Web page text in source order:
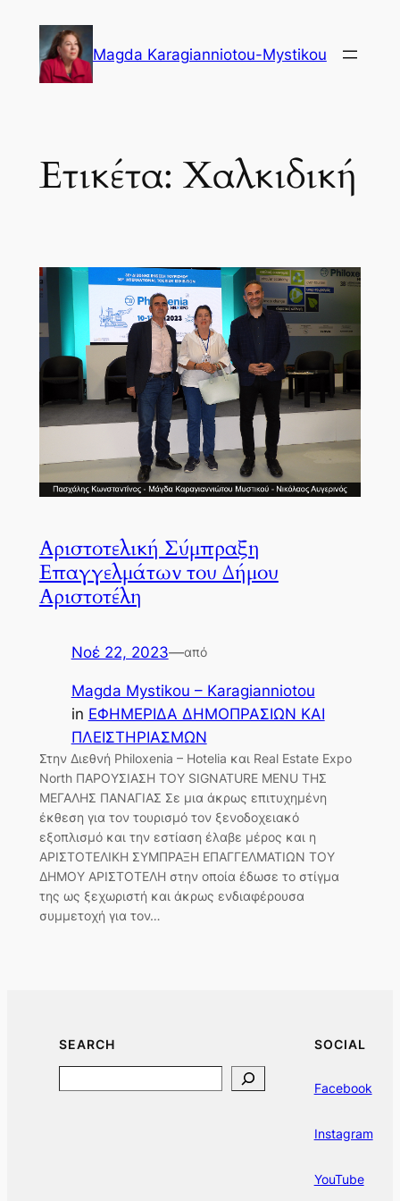
περιεχόμενο
Magda Karagianniotou-Mystikou
Ετικέτα: Χαλκιδική
Αριστοτελική Σύμπραξη
Επαγγελμάτων του Δήμου
Αριστοτέλη
Νοέ 22, 2023—από
Magda Mystikou – Karagianniotou
in ΕΦΗΜΕΡΙΔΑ ΔΗΜΟΠΡΑΣΙΩΝ ΚΑΙ
ΠΛΕΙΣΤΗΡΙΑΣΜΩΝ
Στην Διεθνή Philoxenia – Hotelia και Real Estate Expo
North ΠΑΡΟΥΣΙΑΣΗ ΤΟΥ SIGNATURE MENU ΤΗΣ
ΜΕΓΑΛΗΣ ΠΑΝΑΓΙΑΣ Σε μια άκρως επιτυχημένη
έκθεση για τον τουρισμό τον ξενοδοχειακό
εξοπλισμό και την εστίαση έλαβε μέρος και η
ΑΡΙΣΤΟΤΕΛΙΚΗ ΣΥΜΠΡΑΞΗ ΕΠΑΓΓΕΛΜΑΤΙΩΝ ΤΟΥ
ΔΗΜΟΥ ΑΡΙΣΤΟΤΕΛΗ στην οποία έδωσε το στίγμα
της ως ξεχωριστή και άκρως ενδιαφέρουσα
συμμετοχή για τον…
SEARCH SOCIAL
Facebook
Instagram
YouTube